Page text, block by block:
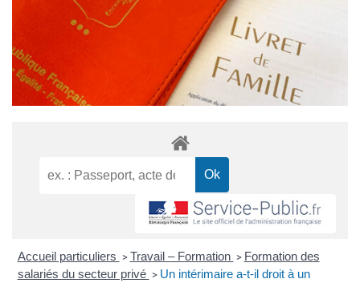
Accueil particuliers > Travail – Formation > Formation des
salariés du secteur privé > Un intérimaire a-t-il droit à un